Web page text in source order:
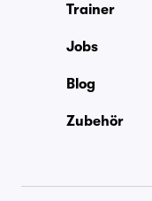
Trainer
Jobs
Blog
Zubehör